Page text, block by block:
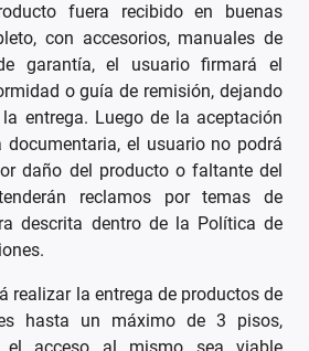
fuera recibido en buenas
con accesorios, manuales de
garantía, el usuario firmará el
o guía de remisión, dejando
entrega. Luego de la aceptación
el usuario no podrá
daño del producto o faltante del
reclamos por temas de
descrita dentro de la Política de
realizar la entrega de productos de
hasta un máximo de 3 pisos,